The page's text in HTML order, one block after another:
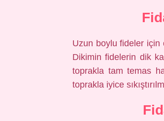
Uzun boylu fideler için
Dikimin fidelerin dik
toprakla tam temas
toprakla iyice